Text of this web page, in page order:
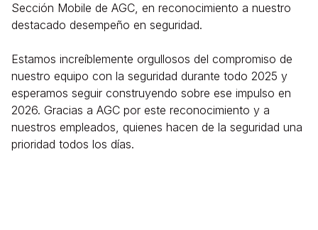
Sección Mobile de AGC, en reconocimiento a nuestro
destacado desempeño en seguridad.
Estamos increíblemente orgullosos del compromiso de
nuestro equipo con la seguridad durante todo 2025 y
esperamos seguir construyendo sobre ese impulso en
2026. Gracias a AGC por este reconocimiento y a
nuestros empleados, quienes hacen de la seguridad una
prioridad todos los días.